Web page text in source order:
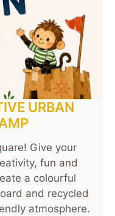
URBAN
Give your
fun and
a colourful
and recycled
atmosphere.